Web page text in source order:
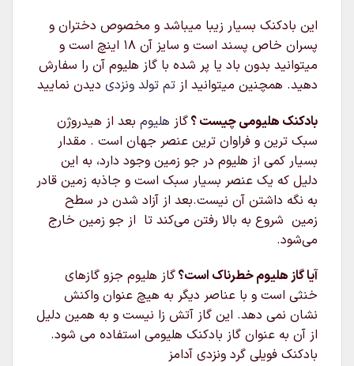
این بادکنک بسیار زیبا میباشد و مخصوص دختران و
پسران خاص پسند است و سایز آن 18 اینچ است و
میتوانید بدون باد یا پر شده با گاز هلیوم آن را سفارش
دهید. همچنین میتوانید از تم تولد ونزدی دیدن نمایید
بادکنک هلیومی چیست ؟گاز هلیوم بعد از هیدروژن
سبک‌ ترین و فراوان‌ ترین عنصر جهان است . مقدار
بسیار کمی از هلیوم در جو زمین وجود دارد، به این
دلیل که یک عنصر بسیار سبک است و جاذبه زمین قادر
به نگه داشتن آن نیست.بعد از آزاد شدن در سطح
زمین شروع به بالا رفتن می‌کند تا از جو زمین خارج
می‌شود.
آیا گاز هلیوم خطرناک است؟گاز هلیوم جزو گازهای
خنثی است و با عناصر دیگر به هیچ عنوان واکنش
نشان نمی دهد. این گاز آتش زا نیست و به همین دلیل
از آن به عنوان گاز بادکنک هلیومی استفاده می شود.
بادکنک فویلی گرد ونزدی آدامز